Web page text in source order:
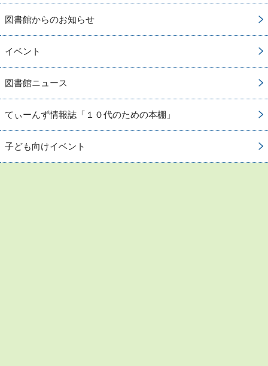
図書館からのお知らせ
イベント
図書館ニュース
てぃーんず情報誌「１０代のための本棚」
子ども向けイベント